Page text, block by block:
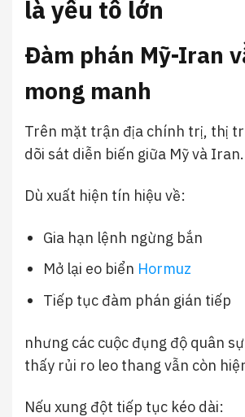
là yếu tố lớn
Đàm phán Mỹ-Iran
mong manh
Trên mặt trận địa chính trị, thị
dõi sát diễn biến giữa Mỹ và Iran.
Dù xuất hiện tín hiệu về:
Gia hạn lệnh ngừng bắn
Mở lại eo biển Hormuz
Tiếp tục đàm phán gián tiếp
nhưng các cuộc đụng độ quân
thấy rủi ro leo thang vẫn còn
Nếu xung đột tiếp tục kéo dài: